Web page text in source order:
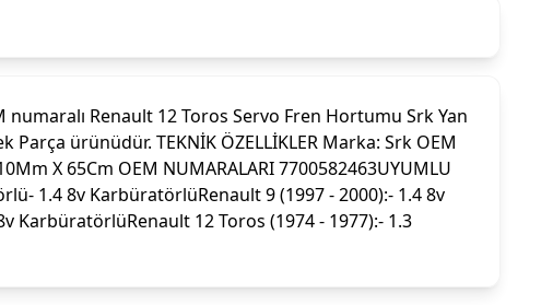
Renault 12 Toros Servo Fren Hortumu Srk Yan
ürünüdür. TEKNİK ÖZELLİKLER Marka: Srk OEM
X 65Cm OEM NUMARALARI 7700582463UYUMLU
1.4 8v KarbüratörlüRenault 9 (1997 - 2000):- 1.4 8v
KarbüratörlüRenault 12 Toros (1974 - 1977):- 1.3